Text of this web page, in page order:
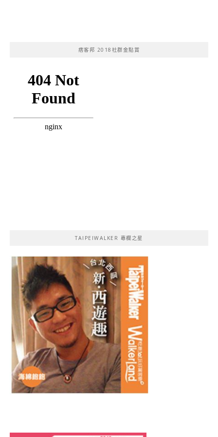
痞客邦 2018社群金點賞
TAIPEIWALKER 專欄之星